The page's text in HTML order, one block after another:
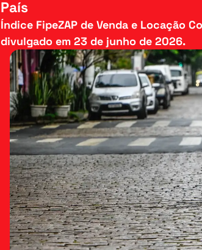
País
Índice FipeZAP de Venda e Locação
divulgado em 23 de junho de 2026.